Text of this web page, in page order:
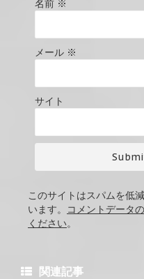
名前 ※
メール ※
サイト
このサイトはスパムを低
います。
コメントデータ
ください。
関連記事